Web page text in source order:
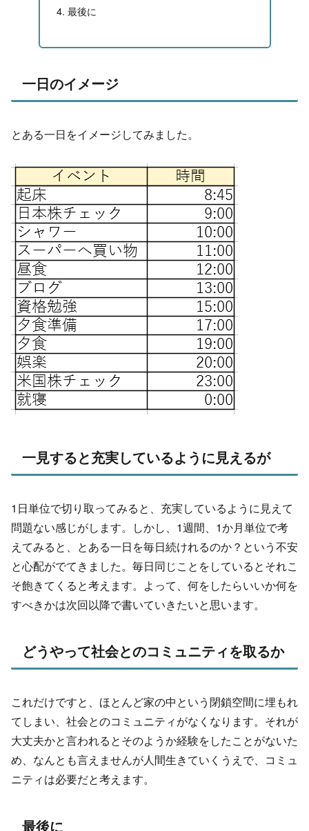
最後に
一日のイメージ
とある一日をイメージしてみました。
一見すると充実しているように見えるが
1日単位で切り取ってみると、充実しているように見えて
問題ない感じがします。しかし、1週間、1か月単位で考
えてみると、とある一日を毎日続けれるのか？という不安
と心配がでてきました。毎日同じことをしているとそれこ
そ飽きてくると考えます。よって、何をしたらいいか何を
すべきかは次回以降で書いていきたいと思います。
どうやって社会とのコミュニティを取るか
これだけですと、ほとんど家の中という閉鎖空間に埋もれ
てしまい、社会とのコミュニティがなくなります。それが
大丈夫かと言われるとそのようか経験をしたことがないた
め、なんとも言えませんが人間生きていくうえで、コミュ
ニティは必要だと考えます。
最後に